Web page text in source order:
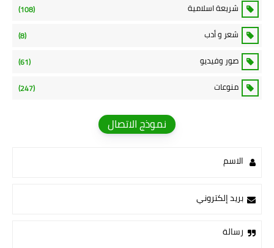
شريعة اسلامية (108)
شعر و أدب (8)
صور وفيديو (61)
منوعات (247)
نموذج الاتصال
الاسم
بريد إلكتروني
رسالة